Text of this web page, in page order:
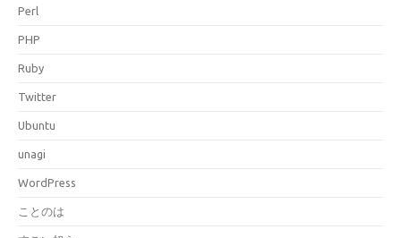
Perl
PHP
Ruby
Twitter
Ubuntu
unagi
WordPress
ことのは